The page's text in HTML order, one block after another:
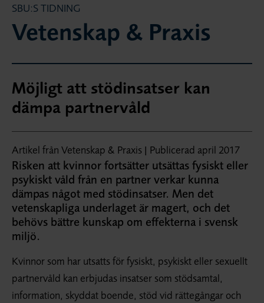
SBU:S TIDNING
Vetenskap & Praxis
Möjligt att stödinsatser kan
dämpa partnervåld
Artikel från Vetenskap & Praxis | Publicerad april 2017
Risken att kvinnor fortsätter utsättas fysiskt eller
psykiskt våld från en partner verkar kunna
dämpas något med stödinsatser. Men det
vetenskapliga underlaget är magert, och det
behövs bättre kunskap om effekterna i svensk
miljö.
Kvinnor som har utsatts för fysiskt, psykiskt eller sexuellt
partnervåld kan erbjudas insatser som stödsamtal,
information, skyddat boende, stöd vid rättegångar och